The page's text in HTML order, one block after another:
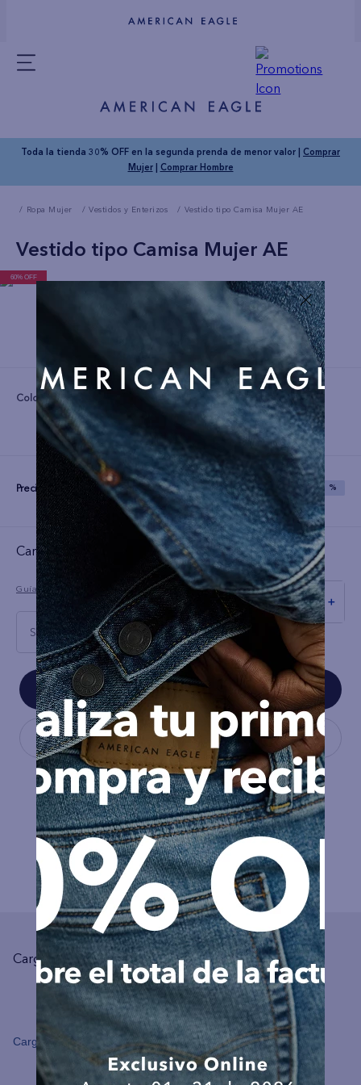
Toda la tienda 30% OFF en la segunda prenda de menor valor | Comprar
Mujer| Comprar Hombre
Ropa Mujer Vestidos y Enterizos Vestido tipo Camisa Mujer AE
Vestido tipo Camisa Mujer AE
60% OFF
Color:
Precio: 119 S/ 299 SAVE 60 %
Cargando el resumen…
Guía de tallas
S
＋
－
COMPLEMENTA TU LOOK
Cargando el resumen…
Cargando comentarios…